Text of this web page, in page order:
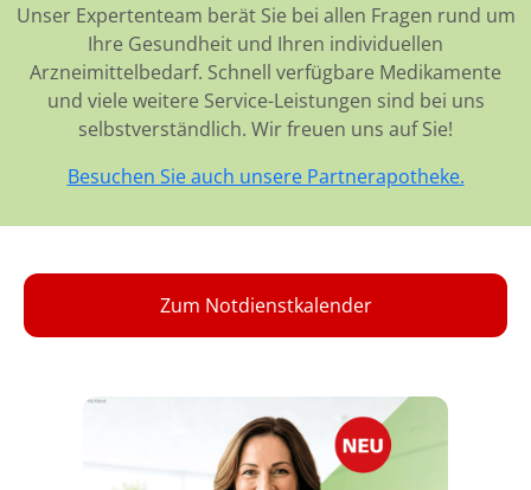
Unser Expertenteam berät Sie bei allen Fragen rund um
Ihre Gesundheit und Ihren individuellen
Arzneimittelbedarf. Schnell verfügbare Medikamente
und viele weitere Service-Leistungen sind bei uns
selbstverständlich. Wir freuen uns auf Sie!
Besuchen Sie auch unsere Partnerapotheke.
Zum Notdienstkalender